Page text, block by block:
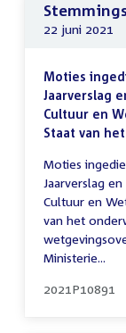
22 juni 2021
Moties
Jaarverslag
Cultuur en
Staat van
Moties
Jaarverslag
Cultuur en
van het
Ministerie...
2021P10891